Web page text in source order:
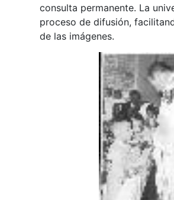
consulta permanente. La
proceso de difusión,
de las imágenes.